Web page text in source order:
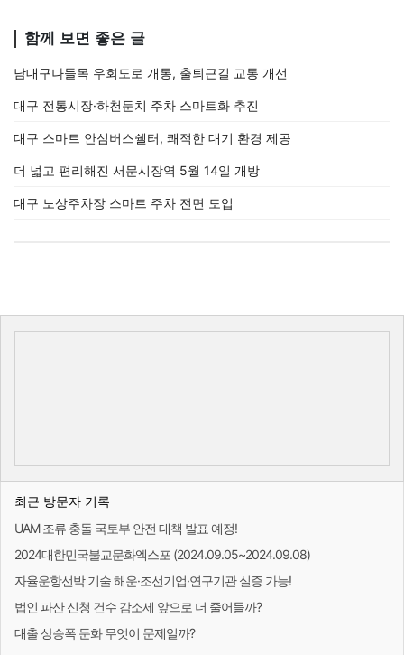
함께 보면 좋은 글
남대구나들목 우회도로 개통, 출퇴근길 교통 개선
대구 전통시장·하천둔치 주차 스마트화 추진
대구 스마트 안심버스쉘터, 쾌적한 대기 환경 제공
더 넓고 편리해진 서문시장역 5월 14일 개방
대구 노상주차장 스마트 주차 전면 도입
최근 방문자 기록
UAM 조류 충돌 국토부 안전 대책 발표 예정!
2024대한민국불교문화엑스포 (2024.09.05~2024.09.08)
자율운항선박 기술 해운·조선기업·연구기관 실증 가능!
법인 파산 신청 건수 감소세 앞으로 더 줄어들까?
대출 상승폭 둔화 무엇이 문제일까?